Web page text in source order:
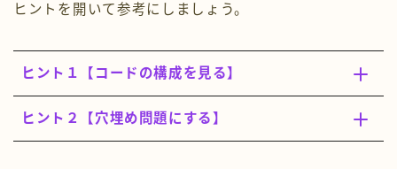
ヒントを開いて参考にしましょう。
ヒント１【コードの構成を見る】
ヒント２【穴埋め問題にする】